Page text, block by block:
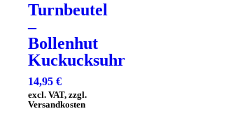
Turnbeutel
–
Bollenhut
Kuckucksuhr
14,95 €
excl. VAT, zzgl.
Versandkosten